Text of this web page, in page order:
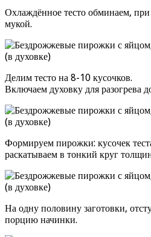
Охлаждённое тесто обминаем,
мукой.
Делим тесто на 8-10 кусочков.
Включаем духовку для разогрева
Формируем пирожки: кусочек
раскатываем в тонкий круг
На одну половину заготовки,
порцию начинки.